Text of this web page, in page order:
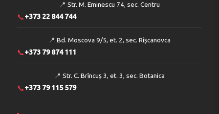
📍 Str. M. Eminescu 74, sec. Centru
📞+373 22 844 744
📍 Bd. Moscova 9/5, et. 2, sec. Rîșcanovca
📞+373 79 874 111
📍 Str. C. Brîncuș 3, et. 3, sec. Botanica
📞+373 79 115 579